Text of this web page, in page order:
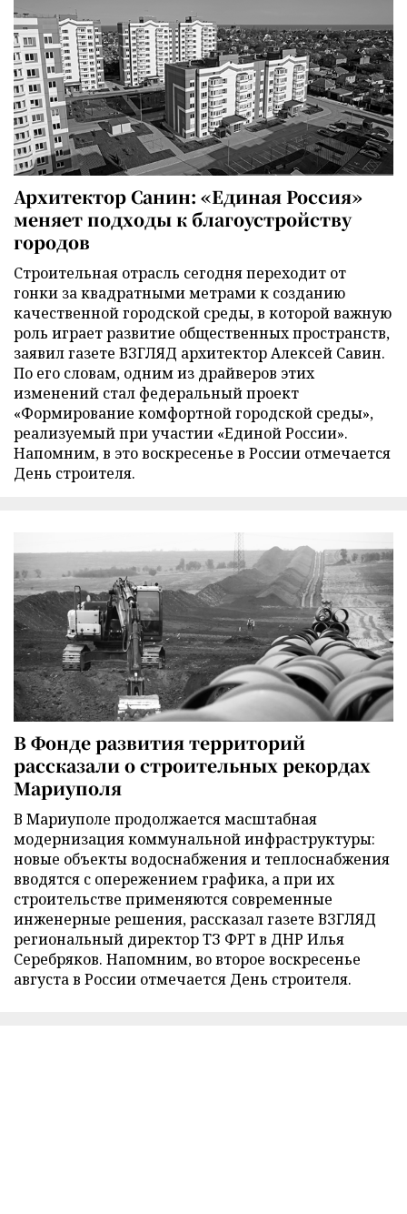
Архитектор Санин: «Единая Россия»
меняет подходы к благоустройству
городов
Строительная отрасль сегодня переходит от
гонки за квадратными метрами к созданию
качественной городской среды, в которой важную
роль играет развитие общественных пространств,
заявил газете ВЗГЛЯД архитектор Алексей Савин.
По его словам, одним из драйверов этих
изменений стал федеральный проект
«Формирование комфортной городской среды»,
реализуемый при участии «Единой России».
Напомним, в это воскресенье в России отмечается
День строителя.
В Фонде развития территорий
рассказали о строительных рекордах
Мариуполя
В Мариуполе продолжается масштабная
модернизация коммунальной инфраструктуры:
новые объекты водоснабжения и теплоснабжения
вводятся с опережением графика, а при их
строительстве применяются современные
инженерные решения, рассказал газете ВЗГЛЯД
региональный директор ТЗ ФРТ в ДНР Илья
Серебряков. Напомним, во второе воскресенье
августа в России отмечается День строителя.